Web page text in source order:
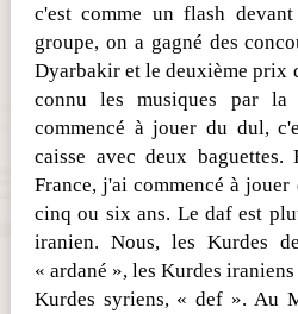
c'est comme un flash
groupe, on a gagné des
Dyarbakir et le deuxième prix
connu les musiques par
commencé à jouer du dul,
caisse avec deux
France, j'ai commencé à
cinq ou six ans. Le daf est
iranien. Nous, les Kurdes
« ardané », les Kurdes
Kurdes syriens, « def ». Au